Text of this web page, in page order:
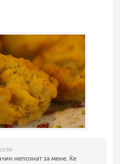
непознат за мене. Ќе